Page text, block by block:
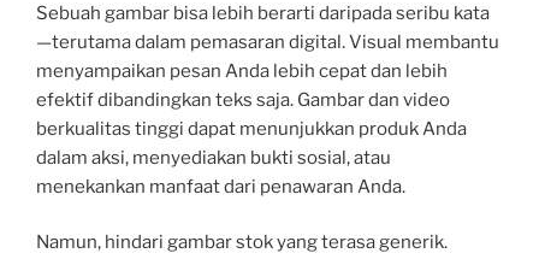
Sebuah gambar bisa lebih berarti daripada seribu kata
—terutama dalam pemasaran digital. Visual membantu
menyampaikan pesan Anda lebih cepat dan lebih
efektif dibandingkan teks saja. Gambar dan video
berkualitas tinggi dapat menunjukkan produk Anda
dalam aksi, menyediakan bukti sosial, atau
menekankan manfaat dari penawaran Anda.
Namun, hindari gambar stok yang terasa generik.